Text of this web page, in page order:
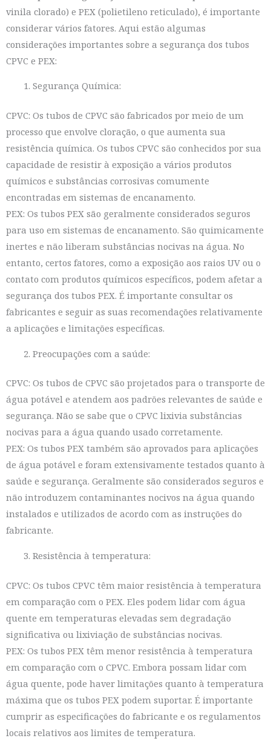
vinila clorado) e PEX (polietileno reticulado), é importante
considerar vários fatores. Aqui estão algumas
considerações importantes sobre a segurança dos tubos
CPVC e PEX:
Segurança Química:
CPVC: Os tubos de CPVC são fabricados por meio de um
processo que envolve cloração, o que aumenta sua
resistência química. Os tubos CPVC são conhecidos por sua
capacidade de resistir à exposição a vários produtos
químicos e substâncias corrosivas comumente
encontradas em sistemas de encanamento.
PEX: Os tubos PEX são geralmente considerados seguros
para uso em sistemas de encanamento. São quimicamente
inertes e não liberam substâncias nocivas na água. No
entanto, certos fatores, como a exposição aos raios UV ou o
contato com produtos químicos específicos, podem afetar a
segurança dos tubos PEX. É importante consultar os
fabricantes e seguir as suas recomendações relativamente
a aplicações e limitações específicas.
Preocupações com a saúde:
CPVC: Os tubos de CPVC são projetados para o transporte de
água potável e atendem aos padrões relevantes de saúde e
segurança. Não se sabe que o CPVC lixivia substâncias
nocivas para a água quando usado corretamente.
PEX: Os tubos PEX também são aprovados para aplicações
de água potável e foram extensivamente testados quanto à
saúde e segurança. Geralmente são considerados seguros e
não introduzem contaminantes nocivos na água quando
instalados e utilizados de acordo com as instruções do
fabricante.
Resistência à temperatura:
CPVC: Os tubos CPVC têm maior resistência à temperatura
em comparação com o PEX. Eles podem lidar com água
quente em temperaturas elevadas sem degradação
significativa ou lixiviação de substâncias nocivas.
PEX: Os tubos PEX têm menor resistência à temperatura
em comparação com o CPVC. Embora possam lidar com
água quente, pode haver limitações quanto à temperatura
máxima que os tubos PEX podem suportar. É importante
cumprir as especificações do fabricante e os regulamentos
locais relativos aos limites de temperatura.